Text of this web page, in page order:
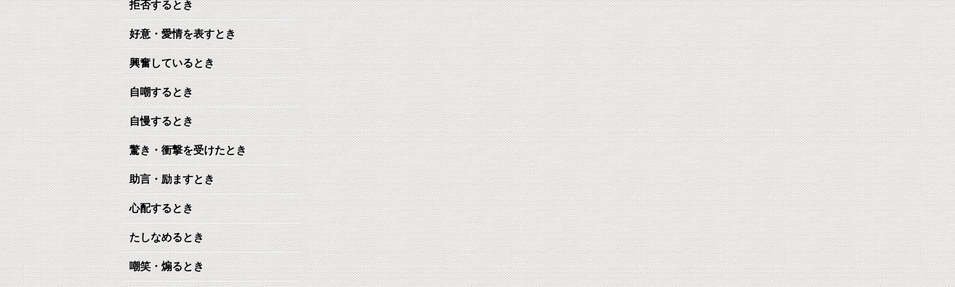
拒否するとき
好意・愛情を表すとき
興奮しているとき
自嘲するとき
自慢するとき
驚き・衝撃を受けたとき
助言・励ますとき
心配するとき
たしなめるとき
嘲笑・煽るとき